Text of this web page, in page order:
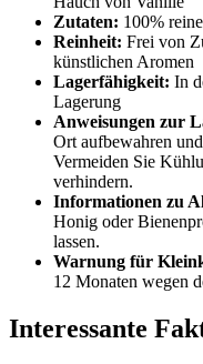
Zutaten: 100%
Reinheit: Frei von
künstlichen Aromen
Lagerfähigkeit: In
Lagerung
Anweisungen zur
Ort aufbewahren
Vermeiden Sie
verhindern.
Informationen zu
Honig oder
lassen.
Warnung für
12 Monaten wegen
Interessante